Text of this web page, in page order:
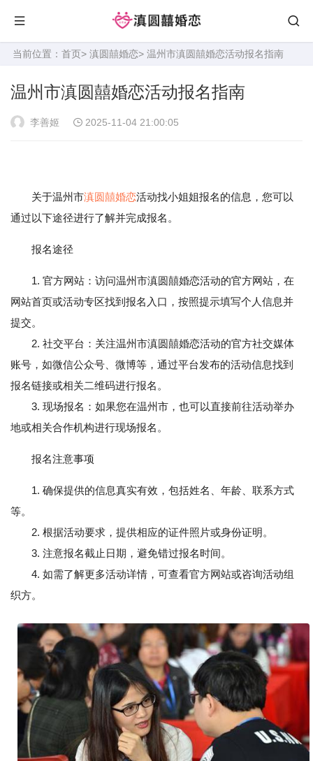
当前位置： 首页> 滇圆囍婚恋> 温州市滇圆囍婚恋活动报名指南
温州市滇圆囍婚恋活动报名指南
李善姬 2025-11-04 21:00:05
关于温州市滇圆囍婚恋活动找小姐姐报名的信息，您可以
通过以下途径进行了解并完成报名。
报名途径
1. 官方网站：访问温州市滇圆囍婚恋活动的官方网站，在
网站首页或活动专区找到报名入口，按照提示填写个人信息并
提交。
2. 社交平台：关注温州市滇圆囍婚恋活动的官方社交媒体
账号，如微信公众号、微博等，通过平台发布的活动信息找到
报名链接或相关二维码进行报名。
3. 现场报名：如果您在温州市，也可以直接前往活动举办
地或相关合作机构进行现场报名。
报名注意事项
1. 确保提供的信息真实有效，包括姓名、年龄、联系方式
等。
2. 根据活动要求，提供相应的证件照片或身份证明。
3. 注意报名截止日期，避免错过报名时间。
4. 如需了解更多活动详情，可查看官方网站或咨询活动组
织方。